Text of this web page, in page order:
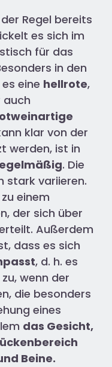
Regel bereits
es sich im
für das
in den
eine hellrote,
auch
klar von der
werden, ist in
. Die
stark variieren.
einem
der sich über
Außerdem
dass es sich
, d. h. es
wenn der
die besonders
eines
das Gesicht,
Beine.